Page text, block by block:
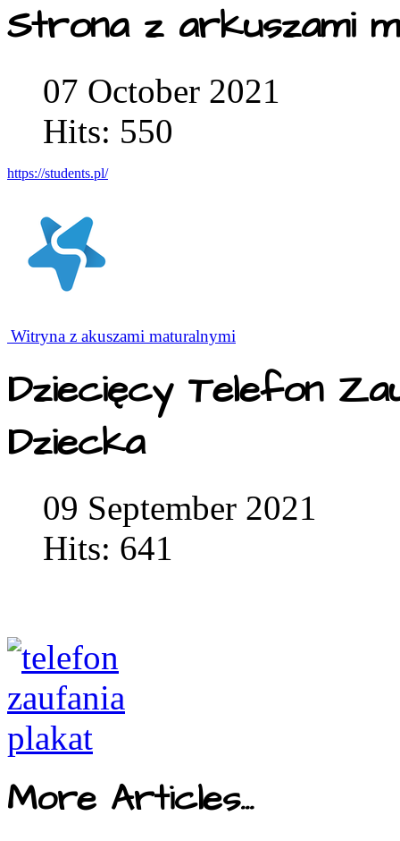
Strona z arkuszami
07 October 2021
Hits: 550
https://students.pl/
Witryna z akuszami maturalnymi
Dziecięcy Telefon
Dziecka
09 September 2021
Hits: 641
More Articles...